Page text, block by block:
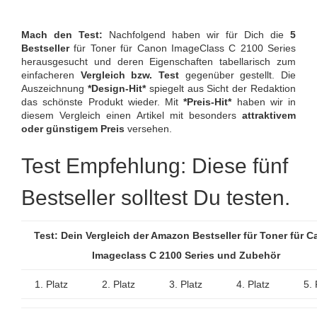
Mach den Test: Nachfolgend haben wir für Dich die 5
Bestsellerfür Toner für Canon ImageClass C 2100 Series
herausgesucht und deren Eigenschaften tabellarisch zum
einfacheren Vergleich bzw. Test gegenüber gestellt. Die
Auszeichnung *Design-Hit*spiegelt aus Sicht der Redaktion
das schönste Produkt wieder. Mit*Preis-Hit*haben wir in
diesem Vergleich einen Artikel mit besonders attraktivem
oder günstigem Preis versehen.
Test Empfehlung: Diese fünf
Bestseller solltest Du testen.
Test: Dein Vergleich der Amazon Bestseller für Toner für
Imageclass C 2100 Series und Zubehör
1. Platz 2. Platz 3. Platz 4. Platz 5.